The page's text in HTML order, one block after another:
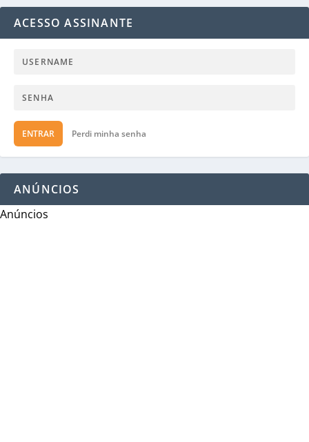
ACESSO ASSINANTE
ENTRAR Perdi minha senha
ANÚNCIOS
Anúncios